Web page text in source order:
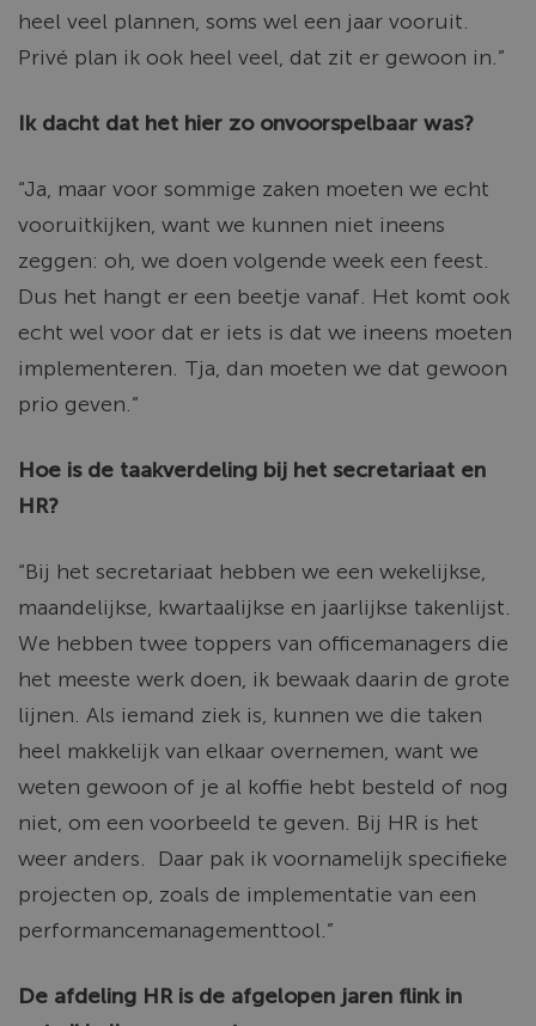
heel veel plannen, soms wel een jaar vooruit.
Privé plan ik ook heel veel, dat zit er gewoon in.”
Ik dacht dat het hier zo onvoorspelbaar was?
“Ja, maar voor sommige zaken moeten we echt
vooruitkijken, want we kunnen niet ineens
zeggen: oh, we doen volgende week een feest.
Dus het hangt er een beetje vanaf. Het komt ook
echt wel voor dat er iets is dat we ineens moeten
implementeren. Tja, dan moeten we dat gewoon
prio geven.”
Hoe is de taakverdeling bij het secretariaat en
HR?
“Bij het secretariaat hebben we een wekelijkse,
maandelijkse, kwartaalijkse en jaarlijkse takenlijst.
We hebben twee toppers van officemanagers die
het meeste werk doen, ik bewaak daarin de grote
lijnen. Als iemand ziek is, kunnen we die taken
heel makkelijk van elkaar overnemen, want we
weten gewoon of je al koffie hebt besteld of nog
niet, om een voorbeeld te geven. Bij HR is het
weer anders.
Daar pak ik voornamelijk specifieke
projecten op, zoals de implementatie van een
performancemanagementtool.”
De afdeling HR is de afgelopen jaren flink in